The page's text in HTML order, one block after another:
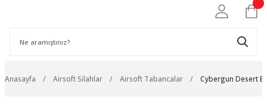
Anasayfa Airsoft Silahlar Airsoft Tabancalar Cybergun Desert